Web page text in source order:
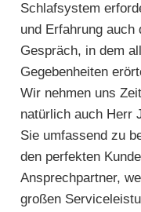
Schlafsystem
und Erfahrung
Gespräch, in dem
Gegebenheiten
Wir nehmen uns
natürlich auch Herr
Sie umfassend zu
den perfekten
Ansprechpartner,
großen